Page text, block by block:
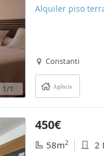
1/1
Alquiler piso
Constanti
Agência
450€
58m2 2